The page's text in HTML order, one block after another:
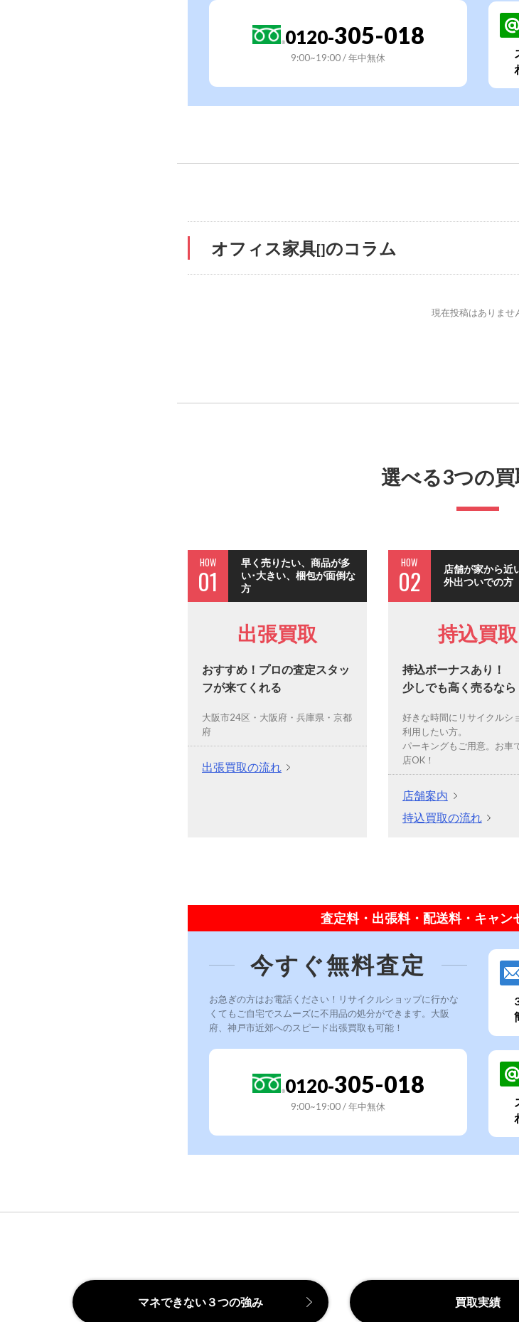
0120-305-018
9:00~19:00 / 年中無休
オフィス家具[]のコラム
現在投稿はありませ
選べる3つの
HOW
01
早く売りたい、商品が多
い･大きい、梱包が面倒な
方
出張買取
おすすめ！プロの査定スタッ
フが来てくれる
大阪市24区・大阪府・兵庫県・京都
府
出張買取の流れ
HOW
02
店舗が家から近
外出ついでの方
持込買取
持込ボーナスあり！
少しでも高く売るなら
好きな時間にリサイクルシ
利用したい方。
パーキングもご用意。お車
店OK！
店舗案内
持込買取の流れ
査定料・出張料・配送料・キャン
今すぐ無料査定
お急ぎの方はお電話ください！リサイクルショップに行かな
くてもご自宅でスムーズに不用品の処分ができます。大阪
府、神戸市近郊へのスピード出張買取も可能！
0120-305-018
9:00~19:00 / 年中無休
マネできない３つの強み 買取実績